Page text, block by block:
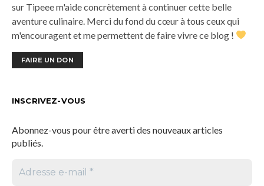
sur Tipeee m'aide concrètement à continuer cette belle
aventure culinaire. Merci du fond du cœur à tous ceux qui
m'encouragent et me permettent de faire vivre ce blog !
FAIRE UN DON
INSCRIVEZ-VOUS
Abonnez-vous pour être averti des nouveaux articles
publiés.